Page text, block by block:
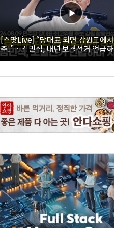
[스팟Live] “당대표 되면 강원도에
주!”…김민석, 내년 보궐선거 언급
호소 | 26.08.09 더불어민주당 당대